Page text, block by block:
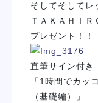
そしてそしてレ
ＴＡＫＡＨＩ
プレゼント！！
直筆サイン付き
「1時間でカッ
（基礎編）」